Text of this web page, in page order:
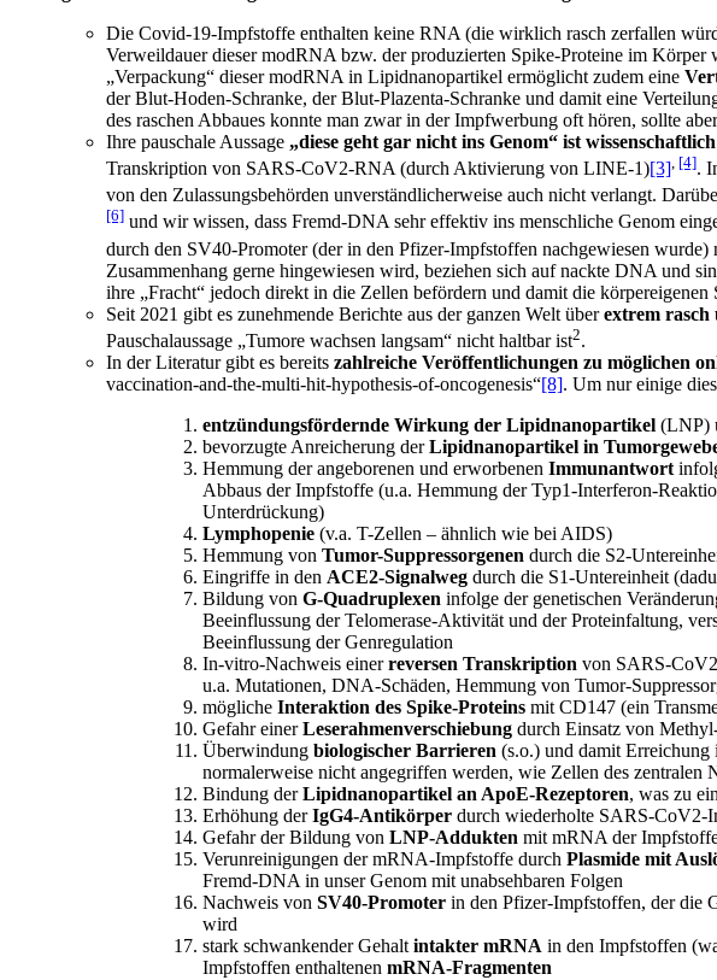
Die Covid-19-Impfstoffe enthalten keine RNA (die wirklich rasch zerfallen
Verweildauer dieser modRNA bzw. der produzierten Spike-Proteine im Körper
„Verpackung“ dieser modRNA in Lipidnanopartikel ermöglicht zudem eine
der Blut-Hoden-Schranke, der Blut-Plazenta-Schranke und damit eine
des raschen Abbaues konnte man zwar in der Impfwerbung oft hören, sollte
Ihre pauschale Aussage „diese geht gar nicht ins Genom“ ist
Transkription von SARS-CoV2-RNA (durch Aktivierung von LINE-1)[3] [4].
von den Zulassungsbehörden unverständlicherweise auch nicht verlangt.
[6] und wir wissen, dass Fremd-DNA sehr effektiv ins menschliche Genom
durch den SV40-Promoter (der in den Pfizer-Impfstoffen nachgewiesen wurde)
Zusammenhang gerne hingewiesen wird, beziehen sich auf nackte DNA und
ihre „Fracht“ jedoch direkt in die Zellen befördern und damit die körpereigenen
Seit 2021 gibt es zunehmende Berichte aus der ganzen Welt überextrem rasch
Pauschalaussage „Tumore wachsen langsam“ nicht haltbar ist2.
In der Literatur gibt es bereits zahlreiche Veröffentlichungen zu möglichen
vaccination-and-the-multi-hit-hypothesis-of-oncogenesis“[8]. Um nur einige
entzündungsfördernde Wirkung der Lipidnanopartikel (LNP)
bevorzugte Anreicherung derLipidnanopartikel in
Hemmung der angeborenen und erworbenen Immunantwort
Abbaus der Impfstoffe (u.a. Hemmung der Typ1-Interferon-
Unterdrückung)
Lymphopenie (v.a. T-Zellen – ähnlich wie bei AIDS)
Hemmung von Tumor-Suppressorgenen durch die S2-
Eingriffe in den ACE2-Signalweg durch die S1-Untereinheit
Bildung von G-Quadruplexen infolge der genetischen
Beeinflussung der Telomerase-Aktivität und der Proteinfaltung,
Beeinflussung der Genregulation
In-vitro-Nachweis einerreversen Transkription von SARS-
u.a. Mutationen, DNA-Schäden, Hemmung von Tumor-
mögliche Interaktion des Spike-Proteins mit CD147 (ein
Gefahr einerLeserahmenverschiebung durch Einsatz von
Überwindung biologischer Barrieren (s.o.) und damit
normalerweise nicht angegriffen werden, wie Zellen des zentralen
Bindung derLipidnanopartikel an ApoE-Rezeptoren, was zu
Erhöhung derIgG4-Antikörper durch wiederholte SARS-CoV2-
Gefahr der Bildung von LNP-Addukten mit mRNA der
Verunreinigungen der mRNA-Impfstoffe durch Plasmide mit
Fremd-DNA in unser Genom mit unabsehbaren Folgen
Nachweis von SV40-Promoter in den Pfizer-Impfstoffen, der die
wird
stark schwankender Gehaltintakter mRNA in den Impfstoffen
Impfstoffen enthaltenen mRNA-Fragmenten